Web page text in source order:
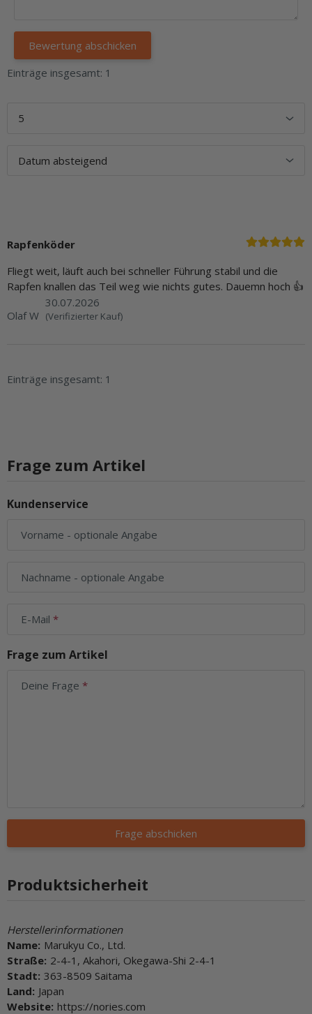
Einträge insgesamt: 1
Rapfenköder
Fliegt weit, läuft auch bei schneller Führung stabil und die
Rapfen knallen das Teil weg wie nichts gutes. Dauemn hoch 👍
Olaf W
30.07.2026
(Verifizierter Kauf)
Einträge insgesamt: 1
Frage zum Artikel
Kundenservice
Vorname - optionale Angabe
Nachname - optionale Angabe
E-Mail
Frage zum Artikel
Deine Frage
Frage abschicken
Produktsicherheit
Herstellerinformationen
Name: Marukyu Co., Ltd.
Straße: 2-4-1, Akahori, Okegawa-Shi 2-4-1
Stadt: 363-8509 Saitama
Land: Japan
Website: https://nories.com